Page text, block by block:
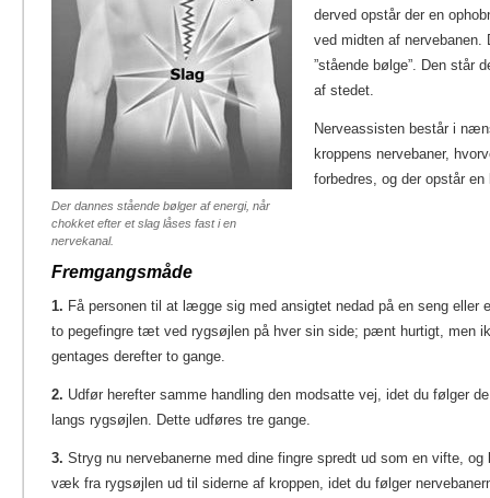
Der dannes stående bølger af energi, når
chokket efter et slag låses fast i en
nervekanal.
derved opstår der en
ved midten af nervebanen.
”stående bølge”. Den står
af stedet.
Nerveassisten består i
kroppens nervebaner,
forbedres, og der opstår en
Fremgangsmåde
1. Få personen til at lægge sig med ansigtet nedad på en seng eller
to pegefingre tæt ved rygsøjlen på hver sin side; pænt hurtigt, men
gentages derefter to gange.
2. Udfør herefter samme handling den modsatte vej, idet du følger
langs rygsøjlen. Dette udføres tre gange.
3. Stryg nu nervebanerne med dine fingre spredt ud som en vifte,
væk fra rygsøjlen ud til siderne af kroppen, idet du følger